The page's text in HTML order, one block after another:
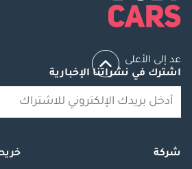
عد إلى الأعلى
اشترك في نشراتنا الإخبارية
شركة